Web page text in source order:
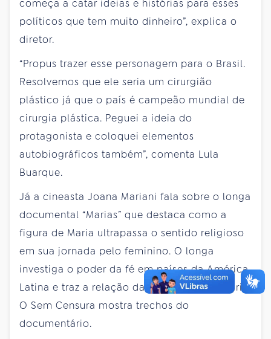
começa a catar ideias e histórias para esses
políticos que tem muito dinheiro”, explica o
diretor.
“Propus trazer esse personagem para o Brasil.
Resolvemos que ele seria um cirurgião
plástico já que o país é campeão mundial de
cirurgia plástica. Peguei a ideia do
protagonista e coloquei elementos
autobiográficos também”, comenta Lula
Buarque.
Já a cineasta Joana Mariani fala sobre o longa
documental “Marias” que destaca como a
figura de Maria ultrapassa o sentido religioso
em sua jornada pelo feminino. O longa
investiga o poder da fé em países da América
Latina e traz a relação das pessoas com Maria.
O Sem Censura mostra trechos do
documentário.